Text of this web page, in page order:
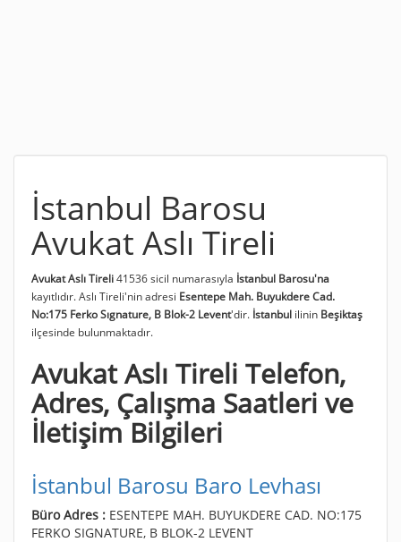
İstanbul Barosu
Avukat Aslı Tireli
Avukat Aslı Tireli41536 sicil numarasıyla İstanbul Barosu'na
kayıtlıdır. Aslı Tireli'nin adresi Esentepe Mah. Buyukdere Cad.
No:175 Ferko Sıgnature, B Blok-2 Levent'dir. İstanbul ilinin Beşiktaş
ilçesinde bulunmaktadır.
Avukat Aslı Tireli Telefon,
Adres, Çalışma Saatleri ve
İletişim Bilgileri
İstanbul Barosu Baro Levhası
Büro Adres : ESENTEPE MAH. BUYUKDERE CAD. NO:175
FERKO SIGNATURE, B BLOK-2 LEVENT